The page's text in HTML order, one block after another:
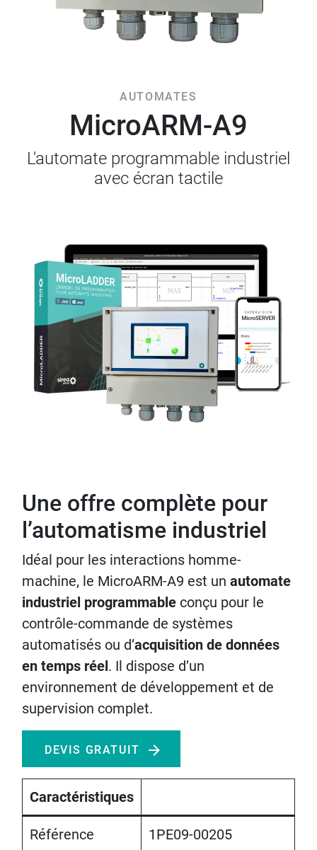
AUTOMATES
MicroARM-A9
L'automate programmable industriel
avec écran tactile
Une offre complète pour
l’automatisme industriel
Idéal pour les interactions homme-
machine, le MicroARM-A9 est un automate
industriel programmable conçu pour le
contrôle-commande de systèmes
automatisés ou d’acquisition de données
en temps réel. Il dispose d’un
environnement de développement et de
supervision complet.
DEVIS GRATUIT
Caractéristiques
Référence 1PE09-00205